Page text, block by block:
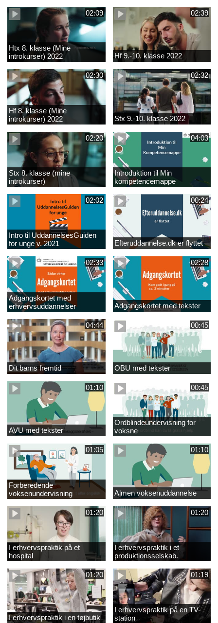
02:09
Htx 8. klasse (Mine
introkurser) 2022
02:39
Hf 9.-10. klasse 2022
02:30
Hf 8. klasse (Mine
introkurser) 2022
02:32
Stx 9.-10. klasse 2022
02:20
Stx 8. klasse (mine
introkurser)
04:03
Introduktion til Min
kompetencemappe
02:02
Intro til UddannelsesGuiden
for unge v. 2021
00:24
Efteruddannelse.dk er flyttet
02:33
Adgangskortet med
erhvervsuddannelser
02:28
Adgangskortet med tekster
04:44
Dit barns fremtid
00:45
OBU med tekster
01:10
AVU med tekster
00:45
Ordblindeundervisning for
voksne
01:05
Forberedende
voksenundervisning
01:10
Almen voksenuddannelse
01:20
I erhvervspraktik på et
hospital
01:20
I erhvervspraktik i et
produktionsselskab.
01:20
I erhvervspraktik i en tøjbutik
01:19
I erhvervspraktik på en TV-
station